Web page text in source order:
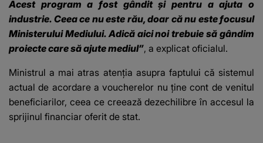
Acest program a fost gândit și pentru a ajuta o
industrie. Ceea ce nu este rău, doar că nu este focusul
Ministerului Mediului. Adică aici noi trebuie să gândim
proiecte care să ajute mediul”, a explicat oficialul.
Ministrul a mai atras atenția asupra faptului că sistemul
actual de acordare a voucherelor nu ține cont de venitul
beneficiarilor, ceea ce creează dezechilibre în accesul la
sprijinul financiar oferit de stat.